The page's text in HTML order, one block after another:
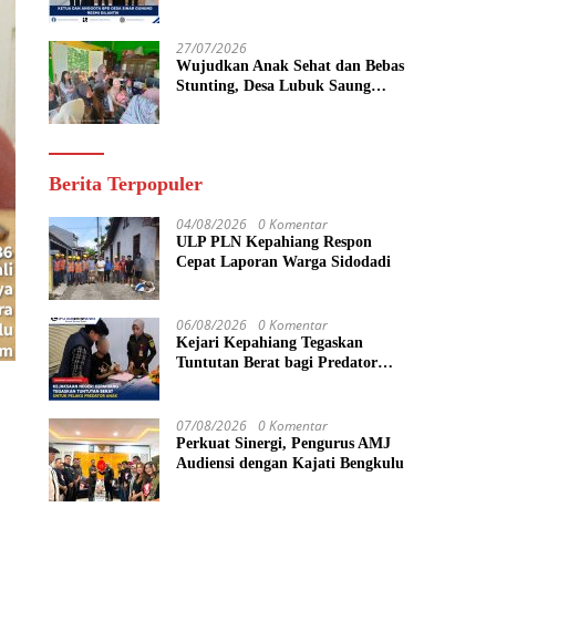
27/07/2026
Wujudkan Anak Sehat dan Bebas
Stunting, Desa Lubuk Saung
Berita Terpopuler
04/08/2026 0 Komentar
ULP PLN Kepahiang Respon
Cepat Laporan Warga Sidodadi
06/08/2026 0 Komentar
Kejari Kepahiang Tegaskan
Tuntutan Berat bagi Predator
Vonis Hakim 18 Tahun Penjara
07/08/2026 0 Komentar
Perkuat Sinergi, Pengurus AMJ
Audiensi dengan Kajati Bengkulu